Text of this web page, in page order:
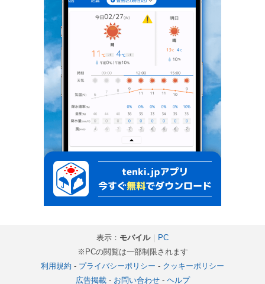
表示： モバイル｜
PC
※PCの閲覧は一部制限されます
利用規約 - プライバシーポリシー - クッキーポリシー
広告掲載- お問い合わせ- ヘルプ